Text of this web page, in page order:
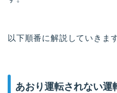
以下順番に解説していきます
あおり運転されない運